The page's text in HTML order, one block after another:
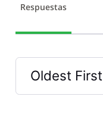
Respuestas
Oldest First
Selected